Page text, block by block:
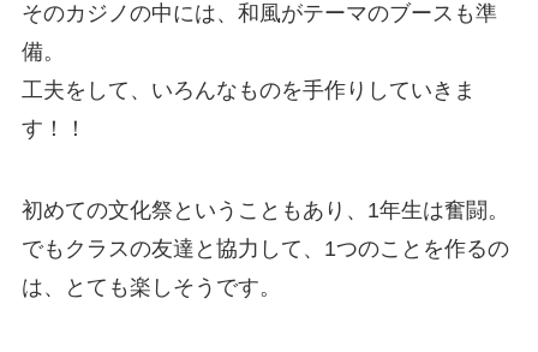
そのカジノの中には、和風がテーマのブースも準
備。
工夫をして、いろんなものを手作りしていきま
す！！
初めての文化祭ということもあり、1年生は奮闘。
でもクラスの友達と協力して、1つのことを作るの
は、とても楽しそうです。